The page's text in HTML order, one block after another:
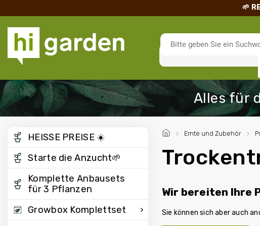
🌱
/ Ernte und Zubehör /
HEISSE PREISE ☀️
Starte die Anzucht🌱
Komplette Anbausets
für 3 Pflanzen
Growbox Komplettset
Wir bereiten Ihre
Sie können sich aber auch